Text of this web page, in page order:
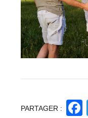
PARTAGER :